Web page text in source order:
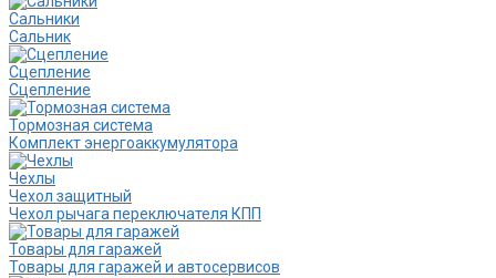
Сальники
Сальник
Сцепление
Сцепление
Тормозная система
Комплект энергоаккумулятора
Чехлы
Чехол защитный
Чехол рычага переключателя КПП
Товары для гаражей
Товары для гаражей и автосервисов